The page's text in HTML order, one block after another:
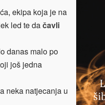
ekipa koja je na
led te dačavli
danas malo po
još jedna
neka natjecanja u